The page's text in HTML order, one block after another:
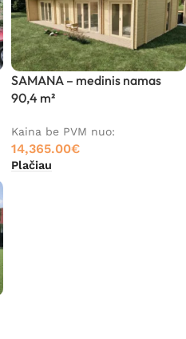
SAMANA – medinis namas
90,4 m²
Kaina be PVM nuo:
14,365.00€
Plačiau